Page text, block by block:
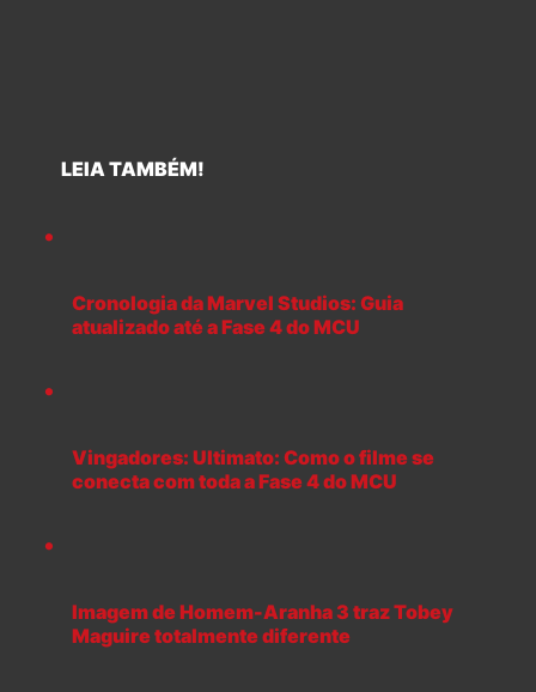
LEIA TAMBÉM!
Cronologia da Marvel Studios: Guia
atualizado até a Fase 4 do MCU
Vingadores: Ultimato: Como o filme se
conecta com toda a Fase 4 do MCU
Imagem de Homem-Aranha 3 traz Tobey
Maguire totalmente diferente